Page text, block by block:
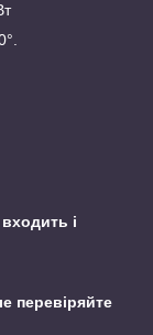
і
перевіряйте